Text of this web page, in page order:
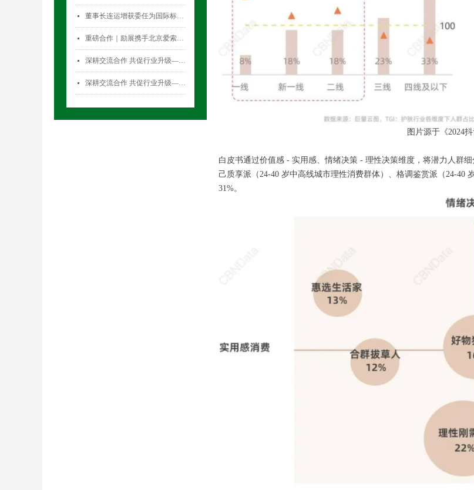
图片源于《2024
白皮书通过价值感 - 实用感、情绪决策 - 理性决策维度，将潜力人群
己质享派（24-40 岁中高线城市理性消费群体）、格调鉴赏派（24-
31%。
넷 董事长连运增获委任为国际标准化组织薄壁金属容器技术委员会(ISO/TC52)主席
넷 重磅合作｜励展携手北京爱索塞瑞斯展览有限公司 全新升级国际气雾剂与金属容器展览会！
넷 深耕交流合作 共促行业升级——气雾剂委员会开展专项访问活动
넷 深耕交流合作 共促行业升级——气雾剂委员会开展专项访问活动